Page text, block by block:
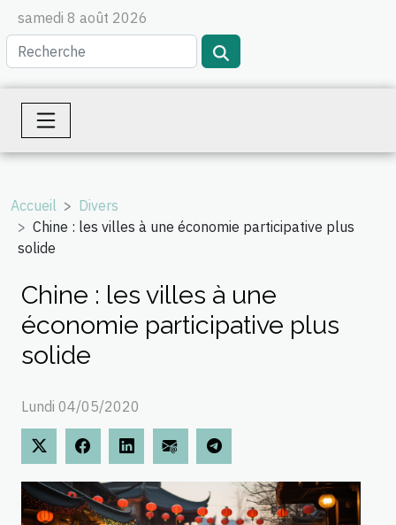
samedi 8 août 2026
Accueil
Divers
Chine : les villes à une économie participative plus
solide
Chine : les villes à une
économie participative plus
solide
Lundi 04/05/2020